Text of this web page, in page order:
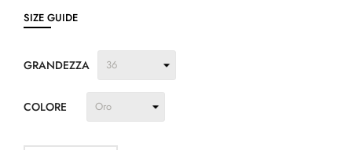
SIZE GUIDE
GRANDEZZA
COLORE